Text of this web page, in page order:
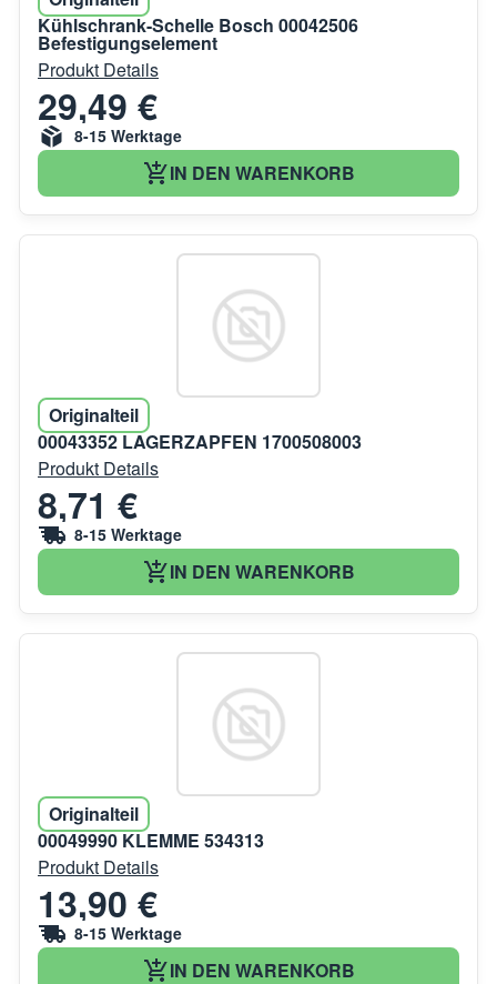
Kühlschrank-Schelle Bosch 00042506
Befestigungselement
Produkt Details
29,49 €
8-15 Werktage
IN DEN WARENKORB
Originalteil
00043352 LAGERZAPFEN 1700508003
Produkt Details
8,71 €
8-15 Werktage
IN DEN WARENKORB
Originalteil
00049990 KLEMME 534313
Produkt Details
13,90 €
8-15 Werktage
IN DEN WARENKORB